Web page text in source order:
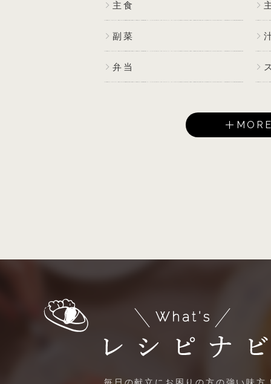
主食
副菜
弁当